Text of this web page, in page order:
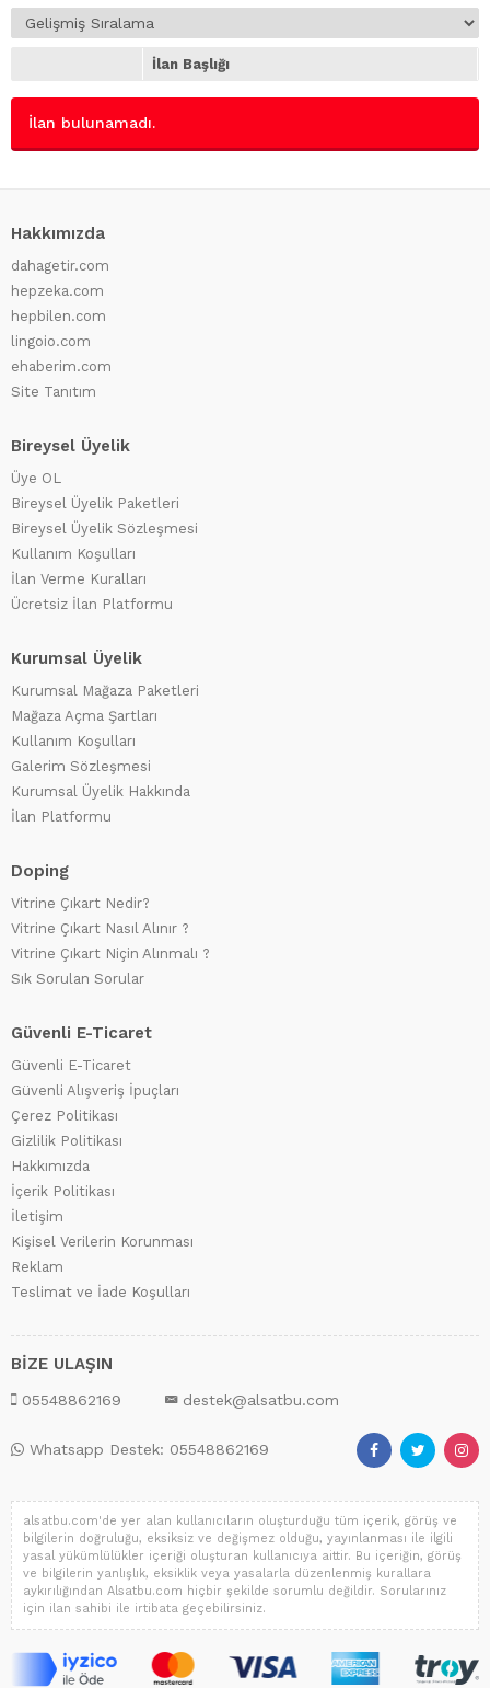
İlan Başlığı
İlan bulunamadı.
Hakkımızda
dahagetir.com
hepzeka.com
hepbilen.com
lingoio.com
ehaberim.com
Site Tanıtım
Bireysel Üyelik
Üye OL
Bireysel Üyelik Paketleri
Bireysel Üyelik Sözleşmesi
Kullanım Koşulları
İlan Verme Kuralları
Ücretsiz İlan Platformu
Kurumsal Üyelik
Kurumsal Mağaza Paketleri
Mağaza Açma Şartları
Kullanım Koşulları
Galerim Sözleşmesi
Kurumsal Üyelik Hakkında
İlan Platformu
Doping
Vitrine Çıkart Nedir?
Vitrine Çıkart Nasıl Alınır ?
Vitrine Çıkart Niçin Alınmalı ?
Sık Sorulan Sorular
Güvenli E-Ticaret
Güvenli E-Ticaret
Güvenli Alışveriş İpuçları
Çerez Politikası
Gizlilik Politikası
Hakkımızda
İçerik Politikası
İletişim
Kişisel Verilerin Korunması
Reklam
Teslimat ve İade Koşulları
BİZE ULAŞIN
05548862169 destek@alsatbu.com
Whatsapp Destek: 05548862169
alsatbu.com'de yer alan kullanıcıların oluşturduğu tüm içerik, görüş ve
bilgilerin doğruluğu, eksiksiz ve değişmez olduğu, yayınlanması ile ilgili
yasal yükümlülükler içeriği oluşturan kullanıcıya aittir. Bu içeriğin, görüş
ve bilgilerin yanlışlık, eksiklik veya yasalarla düzenlenmiş kurallara
aykırılığından Alsatbu.com hiçbir şekilde sorumlu değildir. Sorularınız
için ilan sahibi ile irtibata geçebilirsiniz.